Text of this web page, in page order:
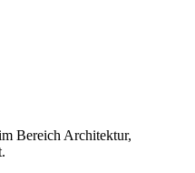
Bereich Architektur,